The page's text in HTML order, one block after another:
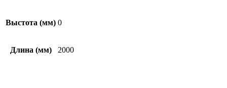
Выстота (мм) 0
Длина (мм) 2000